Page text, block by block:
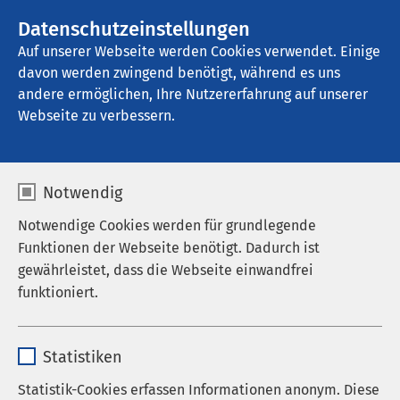
Datenschutzeinstellungen
Auf unserer Webseite werden Cookies verwendet. Einige
davon werden zwingend benötigt, während es uns
andere ermöglichen, Ihre Nutzererfahrung auf unserer
Webseite zu verbessern.
Notwendig
Notwendige Cookies werden für grundlegende
Funktionen der Webseite benötigt. Dadurch ist
gewährleistet, dass die Webseite einwandfrei
funktioniert.
Anbieter sgalinski
Statistiken
Statistik-Cookies erfassen Informationen anonym. Diese
AMEOS Ambulantes Klinikum Bremerhaven